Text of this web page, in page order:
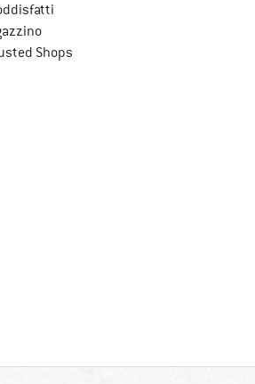
ShopsTrovi tutte le informazioni qui!